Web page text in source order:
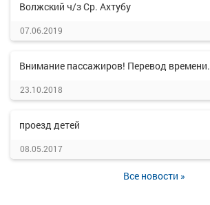
Волжский ч/з Ср. Ахтубу
07.06.2019
Внимание пассажиров! Перевод времени.
23.10.2018
проезд детей
08.05.2017
Все новости »